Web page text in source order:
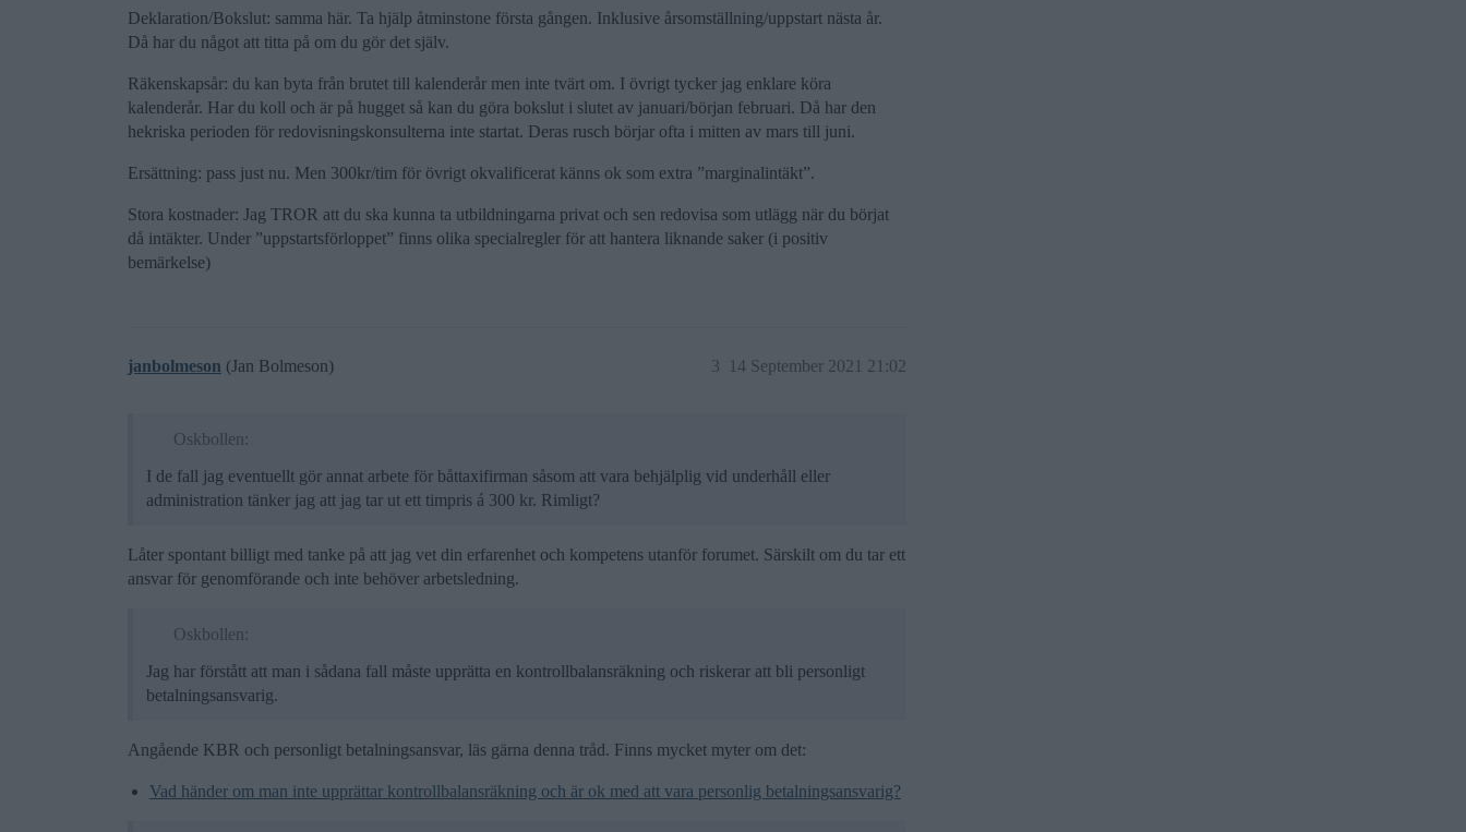
Deklaration/Bokslut: samma här. Ta hjälp åtminstone första gången. Inklusive årsomställning/uppstart nästa år.
Då har du något att titta på om du gör det själv.
Räkenskapsår: du kan byta från brutet till kalenderår men inte tvärt om. I övrigt tycker jag enklare köra
kalenderår. Har du koll och är på hugget så kan du göra bokslut i slutet av januari/början februari. Då har den
hekriska perioden för redovisningskonsulterna inte startat. Deras rusch börjar ofta i mitten av mars till juni.
Ersättning: pass just nu. Men 300kr/tim för övrigt okvalificerat känns ok som extra ”marginalintäkt”.
Stora kostnader: Jag TROR att du ska kunna ta utbildningarna privat och sen redovisa som utlägg när du börjat
då intäkter. Under ”uppstartsförloppet” finns olika specialregler för att hantera liknande saker (i positiv
bemärkelse)
janbolmeson (Jan Bolmeson) 14 September 2021 21:02
3
Oskbollen:
I de fall jag eventuellt gör annat arbete för båttaxifirman såsom att vara behjälplig vid underhåll eller
administration tänker jag att jag tar ut ett timpris á 300 kr. Rimligt?
Låter spontant billigt med tanke på att jag vet din erfarenhet och kompetens utanför forumet. Särskilt om du tar ett
ansvar för genomförande och inte behöver arbetsledning.
Oskbollen:
Jag har förstått att man i sådana fall måste upprätta en kontrollbalansräkning och riskerar att bli personligt
betalningsansvarig.
Angående KBR och personligt betalningsansvar, läs gärna denna tråd. Finns mycket myter om det:
Vad händer om man inte upprättar kontrollbalansräkning och är ok med att vara personlig betalningsansvarig?